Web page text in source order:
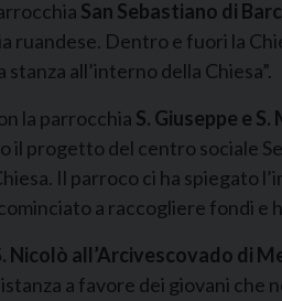
San Sebastiano di
Dentro e fuori la
all’interno della Chiesa”.
la parrocchia S. Giuseppe e
progetto del centro sociale
Il parroco ci ha spiegato
a raccogliere fondi e
Nicolò all’Arcivescovado di
a favore dei giovani